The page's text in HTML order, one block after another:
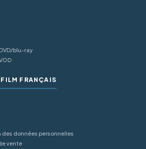
blu-ray
FRANÇAIS
données personnelles
vente